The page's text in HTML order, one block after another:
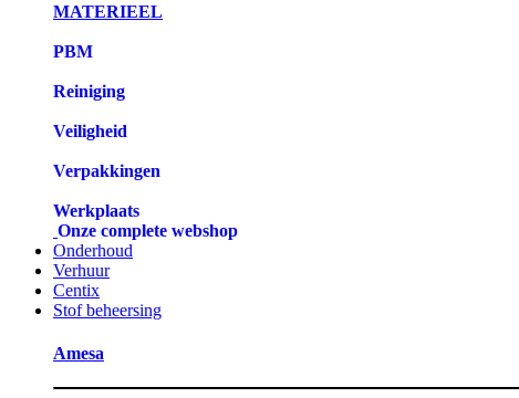
MATERIEEL
PBM
Reiniging
Veiligheid
Verpakkingen
Werkplaats
Onze complete webshop
Onderhoud
Verhuur
Centix
Stof beheersing
Amesa